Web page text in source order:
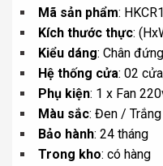
Mã sản phẩm:
Kích thước thực:
Kiểu dáng: Chân
Hệ thống cửa: 02
Phụ kiện: 1 x Fan
Màu sắc: Đen / Trắng
Bảo hành: 24 tháng
Trong kho: có hàng